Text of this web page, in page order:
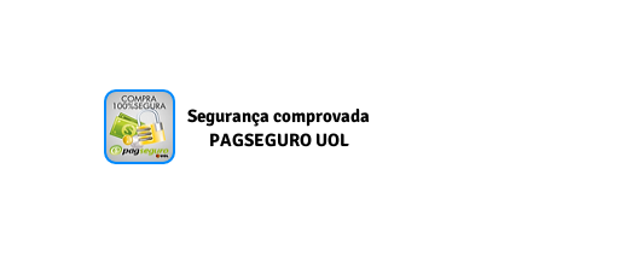
Segurança comprovada
PAGSEGURO UOL